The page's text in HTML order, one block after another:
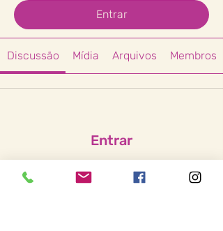
Entrar
Discussão Mídia Arquivos Membros
Entrar
para membros.